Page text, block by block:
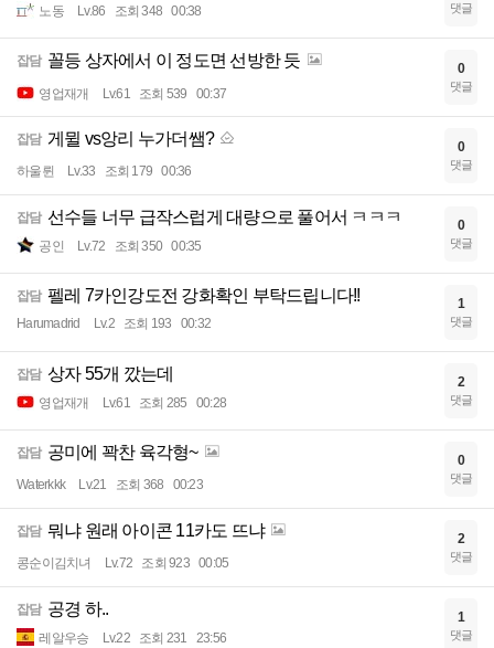
노동 Lv.86 조회 348 00:38 댓글
잡담 꼴등 상자에서 이 정도면 선방한 듯
영업재개 Lv.61 조회 539 00:37
0
댓글
잡담 게뮐 vs앙리 누가더쌤?
하울륀 Lv.33 조회 179 00:36
0
댓글
잡담 선수들 너무 급작스럽게 대량으로 풀어서 ㅋㅋㅋ
공인 Lv.72 조회 350 00:35
0
댓글
잡담 펠레 7카인강도전 강화확인 부탁드립니다!!
Harumadrid Lv.2 조회 193 00:32
1
댓글
잡담 상자 55개 깠는데
영업재개 Lv.61 조회 285 00:28
2
댓글
잡담 공미에 꽉찬 육각형~
Waterkkk Lv.21 조회 368 00:23
0
댓글
잡담 뭐냐 원래 아이콘 11카도 뜨냐
콩순이김치녀 Lv.72 조회 923 00:05
2
댓글
잡담 공경 하..
레알우승 Lv.22 조회 231 23:56
1
댓글